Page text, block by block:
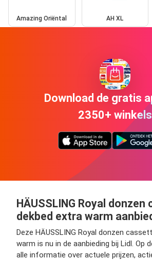
Amazing Oriëntal AH XL
Download de gratis
2350+ winkels
HÄUSSLING Royal
dekbed extra warm
Deze HÄUSSLING Royal donzen
warm is nu in de aanbieding bij Lidl. Op
alle informatie over actuele prijzen,